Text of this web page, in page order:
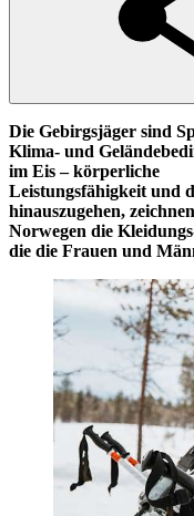
Die Gebirgsjäger sind
Klima- und
im Eis – körperliche
Leistungsfähigkeit und
hinauszugehen,
Norwegen die
die die Frauen und